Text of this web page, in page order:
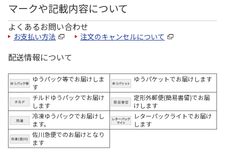
マークや記載内容について
よくあるお問い合わせ
お支払い方法 注文のキャンセルについて
配送情報について
ゆうパック等でお届けしま
す
ゆうパケットでお届けします
チルドゆうパックでお届け
します
定形外郵便(簡易書留)でお届
けします
冷凍ゆうパックでお届けし
ます。
レターパックライトでお届け
します
佐川急便でのお届けとなり
ます